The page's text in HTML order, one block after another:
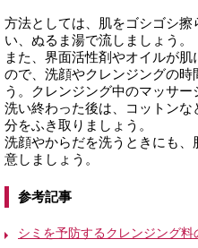
方法としては、肌をゴシゴシ
い、ぬるま湯で流しましょう。
また、界面活性剤やオイルが
ので、洗顔やクレンジングの時
う。クレンジング中のマッサー
洗い終わった後は、コットン
分をふき取りましょう。
洗顔やからだを洗うときにも
意しましょう。
参考記事
シミを予防するクレンジング